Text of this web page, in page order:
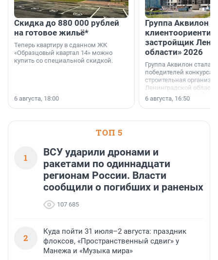
Скидка до 880 000 рублей
на готовое жильё*
Теперь квартиру в сданном ЖК
«Образцовый квартал 14» можно
купить со специальной скидкой.
6 августа, 18:00
Группа Аквилон
застройщик
области» 2026
Группа Аквилон стала
победителей конкурса
строительная
Ленинградской области
номинации «Самый
застройщик
области».
6 августа, 16:50
ТОП 5
1
ВСУ ударили дронами и
ракетами по одиннадцати
регионам России. Власти
сообщили о погибших и раненых
107 685
2
Куда пойти 31 июля–2 августа: праздник
флоксов, «Пространственный сдвиг» у
Манежа и «Музыка мира»